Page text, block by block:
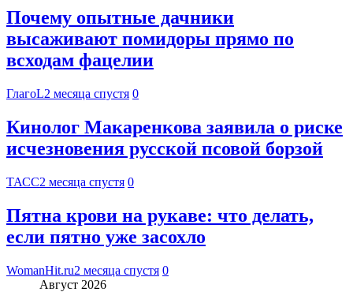
Почему опытные дачники
высаживают помидоры прямо по
всходам фацелии
ГлагоL2 месяца спустя 0
Кинолог Макаренкова заявила о риске
исчезновения русской псовой борзой
ТАСС2 месяца спустя 0
Пятна крови на рукаве: что делать,
если пятно уже засохло
WomanHit.ru2 месяца спустя 0
Август 2026